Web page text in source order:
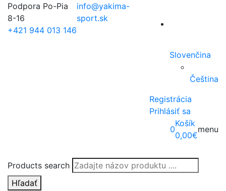
Podpora Po-Pia
8-16
+421 944 013 146
info@yakima-
sport.sk
Slovenčina
Čeština
Registrácia
Prihlásiť sa
Products search
Hľadať
0
Košík
0,00€
menu